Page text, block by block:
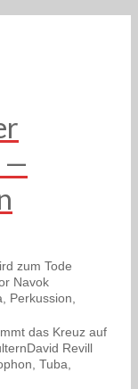
—
zum Tode
Navok
Perkussion,
das Kreuz auf
Revill
Tuba,